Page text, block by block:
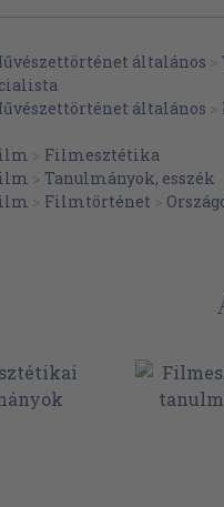
általános >
általános >
> Filmesztétika
> Tanulmányok, esszék
> Filmtörténet >